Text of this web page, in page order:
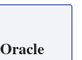
Oracle